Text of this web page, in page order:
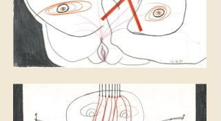
Be nice and good, lead-
colored felt-tip pen,
ballpoint pen 29.7x42cm,
1981 (c) SAMMLUNG